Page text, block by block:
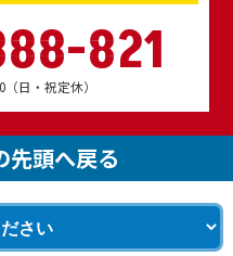
821
日・祝定休）
先頭へ戻る